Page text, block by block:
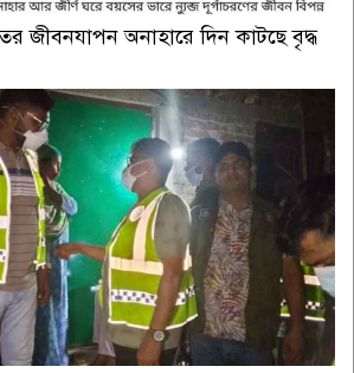
জীবনযাপন অনাহারে দিন কাটছে বৃদ্ধ